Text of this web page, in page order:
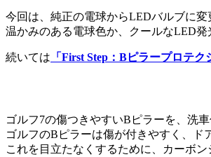
今回は、純正の電球からLEDバルブに変
温かみのある電球色か、クールなLED
続いては 「First Step：Bピラープロテク
ゴルフ7の傷つきやすいBピラーを、洗
ゴルフのBピラーは傷が付きやすく、ド
これを目立たなくするために、カーボン